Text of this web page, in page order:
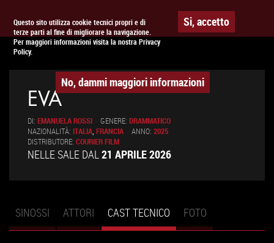
Questo sito utilizza cookie tecnici propri e di
terze parti al fine di migliorare la navigazione.
Per maggiori informazioni visita la nostra Privacy
Policy.
Si, accetto
No, dammi maggiori informazioni
APPUNTAMENTO AL CINEMA
EVA
DI: EMANUELA ROSSI GENERE: DRAMMATICO
NAZIONALITÀ: ITALIA,FRANCIA ANNO: 2025
DISTRIBUTORE: COURIER FILM
NELLE SALE DAL21 APRILE 2026
Schede primarie
SINOSSI ATTORI CAST TECNICO (SCHEDA
ATTIVA)
FOTO